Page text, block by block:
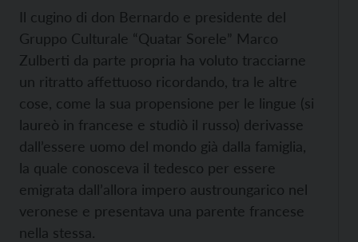
Il cugino di don Bernardo e presidente del
Gruppo Culturale “Quatar Sorele” Marco
Zulberti da parte propria ha voluto tracciarne
un ritratto affettuoso ricordando, tra le altre
cose, come la sua propensione per le lingue (si
laureò in francese e studiò il russo) derivasse
dall’essere uomo del mondo già dalla famiglia,
la quale conosceva il tedesco per essere
emigrata dall’allora impero austroungarico nel
veronese e presentava una parente francese
nella stessa.